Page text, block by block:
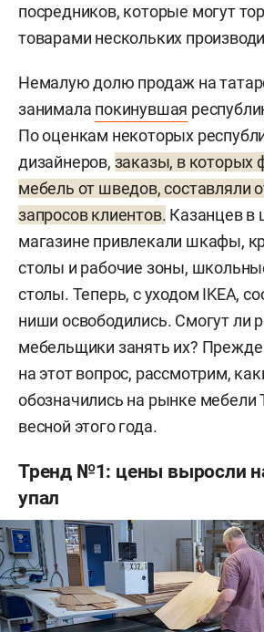
посредников, которые могут
товарами нескольких
Немалую долю продаж на
занимала покинувшая
По оценкам некоторых
дизайнеров, заказы, в которых
мебель от шведов, составляли
запросов клиентов. Казанцев в
магазине привлекали шкафы,
столы и рабочие зоны,
столы. Теперь, с уходом IKEA,
ниши освободились. Смогут ли
мебельщики занять их?
на этот вопрос, рассмотрим,
обозначились на рынке мебели
весной этого года.
Тренд №1: цены выросли
упал